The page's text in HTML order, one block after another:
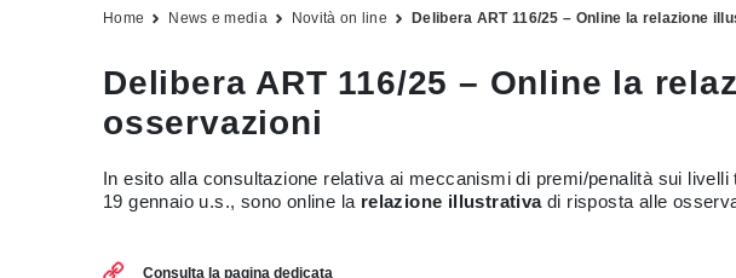
Home News e media Novità on line Delibera ART 116/25 – Online la relazione
Delibera ART 116/25 – Online la
osservazioni
In esito alla consultazione relativa ai meccanismi di premi/penalità sui
19 gennaio u.s., sono online la relazione illustrativadi risposta alle
Consulta la pagina dedicata